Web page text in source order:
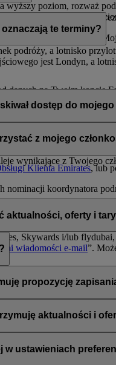
wyższy poziom, rozważ
20% więcej mil
z Emirates. Jeśli masz
widoczne w sekcji
na Twoim koncie
z rezerwacją.
lotów, zadzwoń do
te terminy?
podróży, a lotnisko
jest Londyn, a
członek programu
Klienta Emirates, lub
koordynatora
dostęp do
z mojego
wynikające z Twojego
aktualności, oferty i
Skywards i/lub
wiadomości e-mail”.
link Zrezygnuj z
za pośrednictwem
propozycję
Emirates
aktualności i
wyboru otrzymywania
ustawieniach